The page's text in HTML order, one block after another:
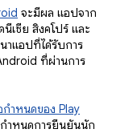
จะมีผล แอปจาก
นีเซีย สิงคโปร์ และ
าแอปที่ได้รับการ
ที่ผ่านการ
กำหนดของ Play
ำหนดการยืนยันนัก